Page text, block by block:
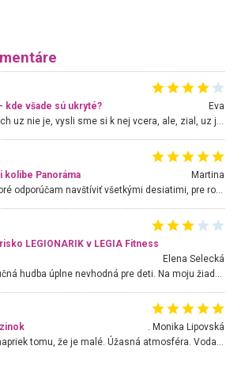
kde všade sú ukryté?
Eva
Hojdacka v Krpelanoch uz nie je, vysli sme si k nej vcera, ale, zial, uz je znicena. Ak sem planujete cestu len kvoli hojdacke, mozete si ju usetrit. Krasny vyhlad je tu vsak aj bez hojdacky :-)
kolibe Panoráma
Martina
Nádherné miesto ktoré odporúčam navštíviť všetkými desiatimi, pre rodiny s deťmi, dôchodcom... Proste a jednoducho ozaj rozprávkový les.. určite ešte prídeme. Odniesli sme si na pamiatku krásne tričká,
LEGIONARIK v LEGIA Fitness
Elena Selecká
. Monika Lipovská
Úžasné prostredie, napriek tomu, že je malé. Úžasná atmosféra. Voda fantastická a nádherná. Ľudí je pomerne veľa, ale su mili a ohľaduplní. Je veľmi zaujímavé sledovať, ako dokážu spolu športovať cudzí ľudia a bez ohľadu na vek. Vládne tu pohoda. Vnuka neviem dostať z vody. Ďakujem za krásny deň . Urcite sa sem vrátim. Jediný problém je s parkovaním, ale aj ten sa mi podarilo vyriešiť. Monika Bratislava